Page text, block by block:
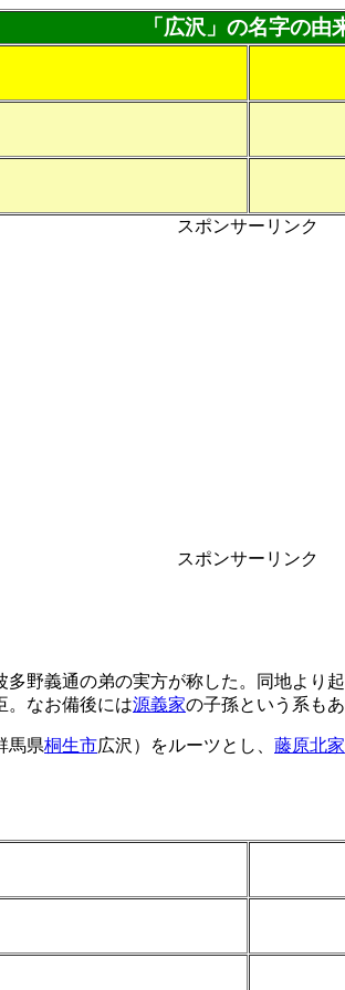
「広沢」の名字の由
スポンサーリンク
スポンサーリンク
多野義通の弟の実方が称した。同地より
。なお備後には源義家の子孫という系も
馬県桐生市広沢）をルーツとし、 藤原北家